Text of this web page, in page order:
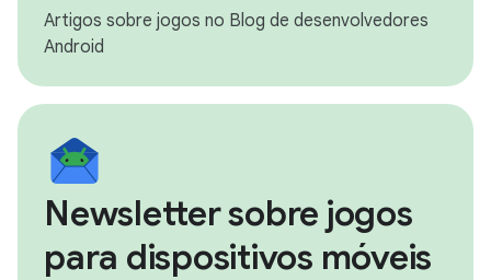
Artigos sobre jogos no Blog de desenvolvedores
Android
Newsletter sobre jogos
para dispositivos móveis